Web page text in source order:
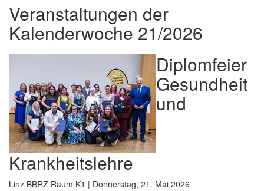
Veranstaltungen der
Kalenderwoche 21/2026
Diplomfeier
Gesundheit
und
Krankheitslehre
Linz BBRZ Raum K1 | Donnerstag, 21. Mai 2026